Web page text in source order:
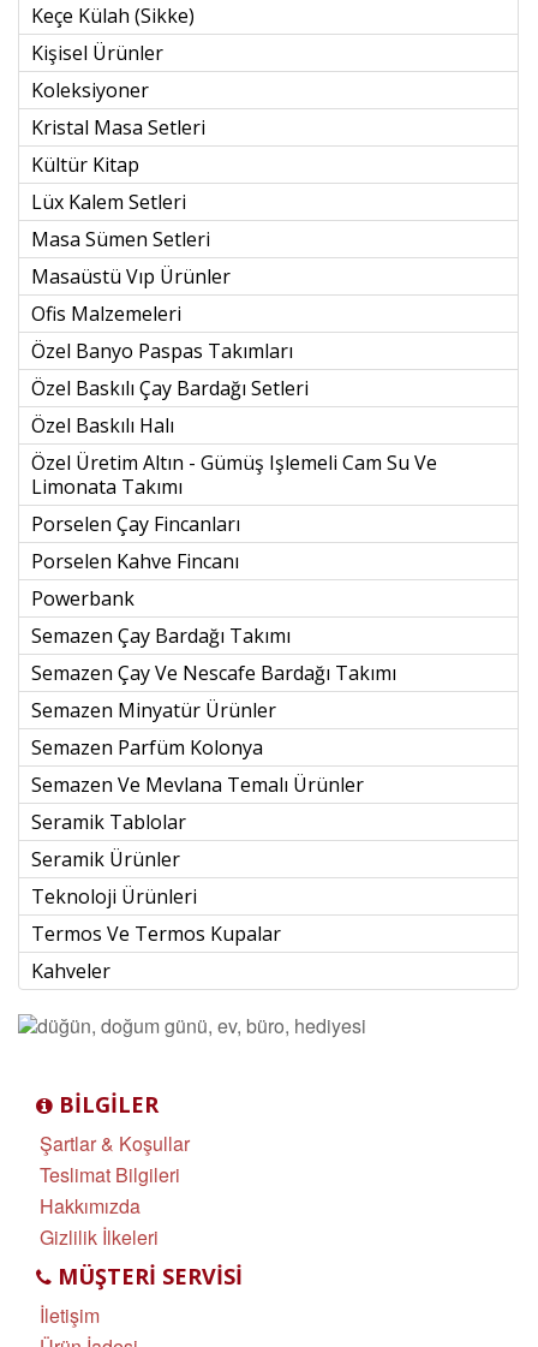
Keçe Külah (sikke)
Kişisel Ürünler
Koleksiyoner
Kristal Masa Setleri
Kültür Kitap
Lüx Kalem Setleri
Masa Sümen Setleri
Masaüstü Vıp Ürünler
Ofis Malzemeleri
Özel Banyo Paspas Takımları
Özel Baskılı Çay Bardağı Setleri
Özel Baskılı Halı
Özel Üretim Altın - Gümüş Işlemeli Cam Su Ve
Limonata Takımı
Porselen Çay Fincanları
Porselen Kahve Fincanı
Powerbank
Semazen Çay Bardağı Takımı
Semazen Çay Ve Nescafe Bardağı Takımı
Semazen Minyatür Ürünler
Semazen Parfüm Kolonya
Semazen Ve Mevlana Temalı Ürünler
Seramik Tablolar
Seramik Ürünler
Teknoloji Ürünleri
Termos Ve Termos Kupalar
Kahveler
BILGILER
Şartlar & Koşullar
Teslimat Bilgileri
Hakkımızda
Gizlilik İlkeleri
MÜŞTERI SERVISI
İletişim